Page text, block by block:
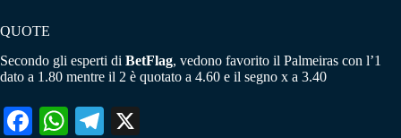
QUOTE
Secondo gli esperti di BetFlag, vedono favorito il Palmeiras con l’1
dato a 1.80 mentre il 2 è quotato a 4.60 e il segno x a 3.40
Fa W
Te